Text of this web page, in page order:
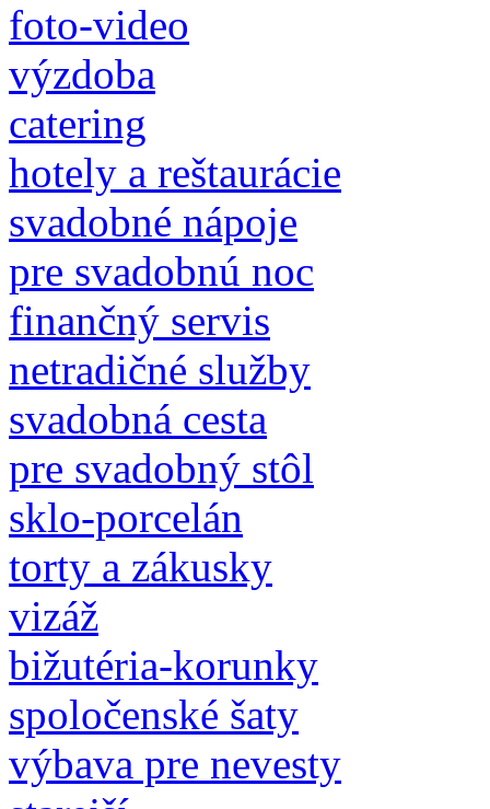
foto-video
výzdoba
catering
hotely a reštaurácie
svadobné nápoje
pre svadobnú noc
finančný servis
netradičné služby
svadobná cesta
pre svadobný stôl
sklo-porcelán
torty a zákusky
vizáž
bižutéria-korunky
spoločenské šaty
výbava pre nevesty